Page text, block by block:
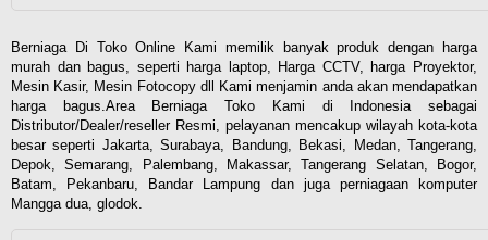
Berniaga Di Toko Online Kami memilik banyak produk dengan harga
murah dan bagus, seperti harga laptop, Harga CCTV, harga Proyektor,
Mesin Kasir, Mesin Fotocopy dll Kami menjamin anda akan mendapatkan
harga bagus.Area Berniaga Toko Kami di Indonesia sebagai
Distributor/Dealer/reseller Resmi, pelayanan mencakup wilayah kota-kota
besar seperti Jakarta, Surabaya, Bandung, Bekasi, Medan, Tangerang,
Depok, Semarang, Palembang, Makassar, Tangerang Selatan, Bogor,
Batam, Pekanbaru, Bandar Lampung dan juga perniagaan komputer
Mangga dua, glodok.